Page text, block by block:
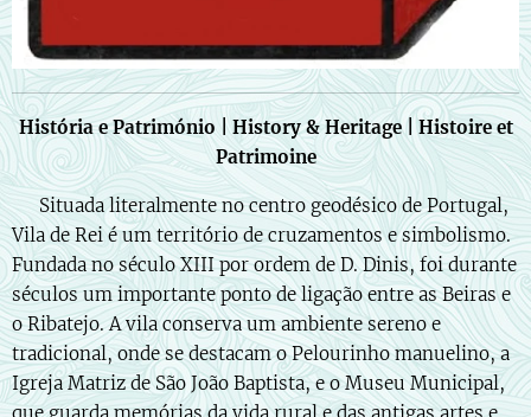
História e Património | History & Heritage | Histoire et
Patrimoine
🇵🇹 Situada literalmente no centro geodésico de Portugal,
Vila de Rei é um território de cruzamentos e simbolismo.
Fundada no século XIII por ordem de D. Dinis, foi durante
séculos um importante ponto de ligação entre as Beiras e
o Ribatejo. A vila conserva um ambiente sereno e
tradicional, onde se destacam o Pelourinho manuelino, a
Igreja Matriz de São João Baptista, e o Museu Municipal,